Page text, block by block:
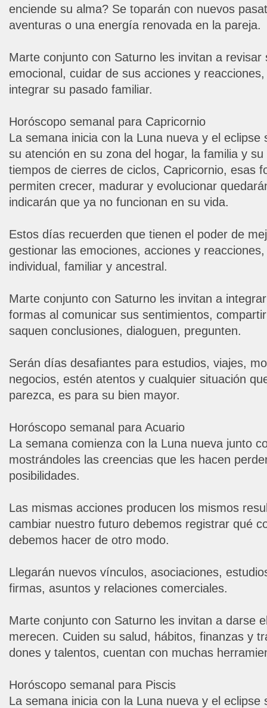
enciende su alma? Se toparán con nuevos
aventuras o una energía renovada en la pareja.
Marte conjunto con Saturno les invitan a revisar
emocional, cuidar de sus acciones y
integrar su pasado familiar.
Horóscopo semanal para Capricornio
La semana inicia con la Luna nueva y el eclipse
su atención en su zona del hogar, la familia y
tiempos de cierres de ciclos, Capricornio, esas
permiten crecer, madurar y evolucionar
indicarán que ya no funcionan en su vida.
Estos días recuerden que tienen el poder de
gestionar las emociones, acciones y
individual, familiar y ancestral.
Marte conjunto con Saturno les invitan a
formas al comunicar sus sentimientos,
saquen conclusiones, dialoguen, pregunten.
Serán días desafiantes para estudios, viajes,
negocios, estén atentos y cualquier situación
parezca, es para su bien mayor.
Horóscopo semanal para Acuario
La semana comienza con la Luna nueva junto
mostrándoles las creencias que les hacen
posibilidades.
Las mismas acciones producen los mismos
cambiar nuestro futuro debemos registrar qué
debemos hacer de otro modo.
Llegarán nuevos vínculos, asociaciones,
firmas, asuntos y relaciones comerciales.
Marte conjunto con Saturno les invitan a darse
merecen. Cuiden su salud, hábitos, finanzas y
dones y talentos, cuentan con muchas
Horóscopo semanal para Piscis
La semana inicia con la Luna nueva y el eclipse